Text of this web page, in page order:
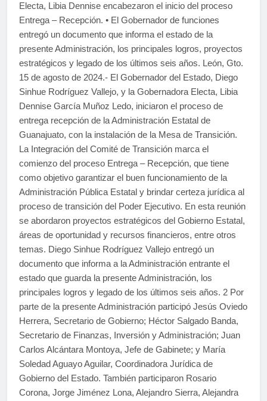
Electa, Libia Dennise encabezaron el inicio del proceso
Entrega – Recepción. • El Gobernador de funciones
entregó un documento que informa el estado de la
presente Administración, los principales logros, proyectos
estratégicos y legado de los últimos seis años. León, Gto.
15 de agosto de 2024.- El Gobernador del Estado, Diego
Sinhue Rodríguez Vallejo, y la Gobernadora Electa, Libia
Dennise García Muñoz Ledo, iniciaron el proceso de
entrega recepción de la Administración Estatal de
Guanajuato, con la instalación de la Mesa de Transición.
La Integración del Comité de Transición marca el
comienzo del proceso Entrega – Recepción, que tiene
como objetivo garantizar el buen funcionamiento de la
Administración Pública Estatal y brindar certeza jurídica al
proceso de transición del Poder Ejecutivo. En esta reunión
se abordaron proyectos estratégicos del Gobierno Estatal,
áreas de oportunidad y recursos financieros, entre otros
temas. Diego Sinhue Rodríguez Vallejo entregó un
documento que informa a la Administración entrante el
estado que guarda la presente Administración, los
principales logros y legado de los últimos seis años. 2 Por
parte de la presente Administración participó Jesús Oviedo
Herrera, Secretario de Gobierno; Héctor Salgado Banda,
Secretario de Finanzas, Inversión y Administración; Juan
Carlos Alcántara Montoya, Jefe de Gabinete; y María
Soledad Aguayo Aguilar, Coordinadora Jurídica de
Gobierno del Estado. También participaron Rosario
Corona, Jorge Jiménez Lona, Alejandro Sierra, Alejandra